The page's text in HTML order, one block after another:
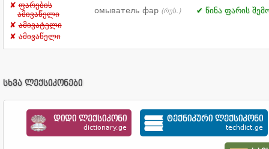
ფარების
ამივაწელი
ამივატელი
ამივაწელი
омыватель фар (რუს.) წინა ფარის
სხვა ლექსიკონები
დიდი ლექსიკონი
dictionary.ge
ტექნიკური ლექსიკონი
techdict.ge